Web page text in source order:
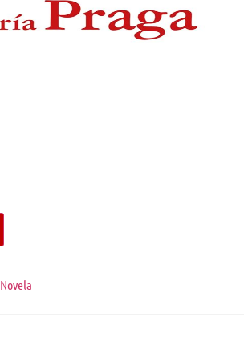
Novela